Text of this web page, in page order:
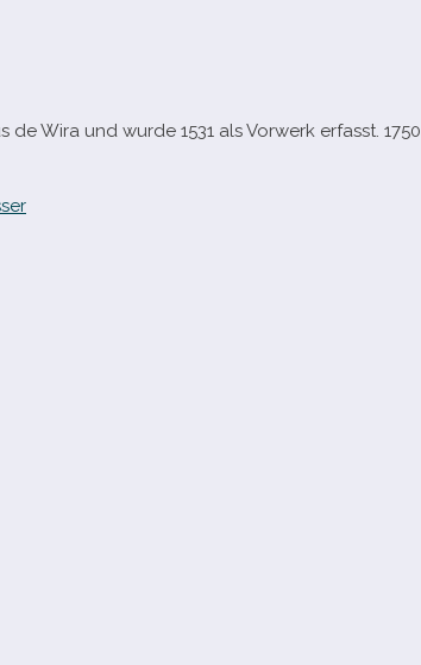
Wira und wurde 1531 als Vorwerk erfasst. 1750